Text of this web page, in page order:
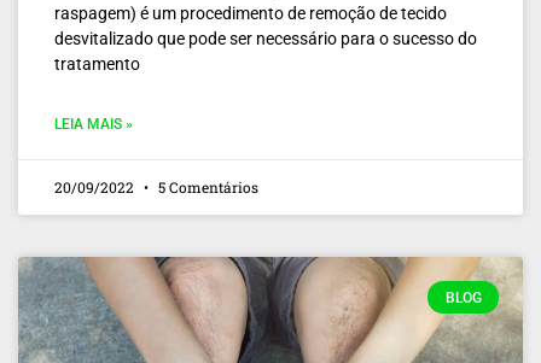
raspagem) é um procedimento de remoção de tecido
desvitalizado que pode ser necessário para o sucesso do
tratamento
LEIA MAIS »
20/09/2022 5 Comentários
BLOG